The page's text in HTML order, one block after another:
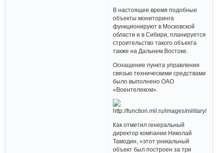
В настоящее время подобные
объекты мониторинга
функционируют в Московской
области и в Сибири, планируется
строительство такого объекта
также на Дальнем Востоке.
Оснащение пункта управления
связью техническими средствами
было выполнено ОАО
«Воентелеком».
Как отметил генеральный
директор компании Николай
Тамодин, «этот уникальный
объект был построен за три